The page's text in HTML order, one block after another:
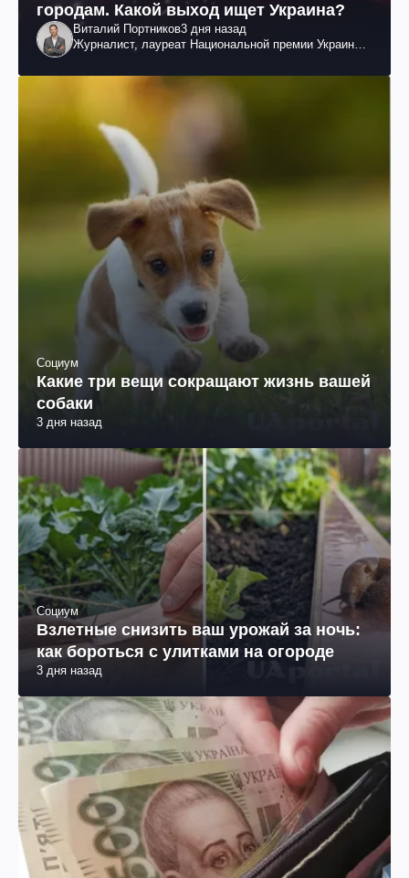
городам. Какой выход ищет Украина?
Виталий Портников3 дня назад
Журналист, лауреат Национальной премии Украины
Социум
Какие три вещи сокращают жизнь вашей
собаки
3 дня назад
Социум
Взлетные снизить ваш урожай за ночь:
как бороться с улитками на огороде
3 дня назад